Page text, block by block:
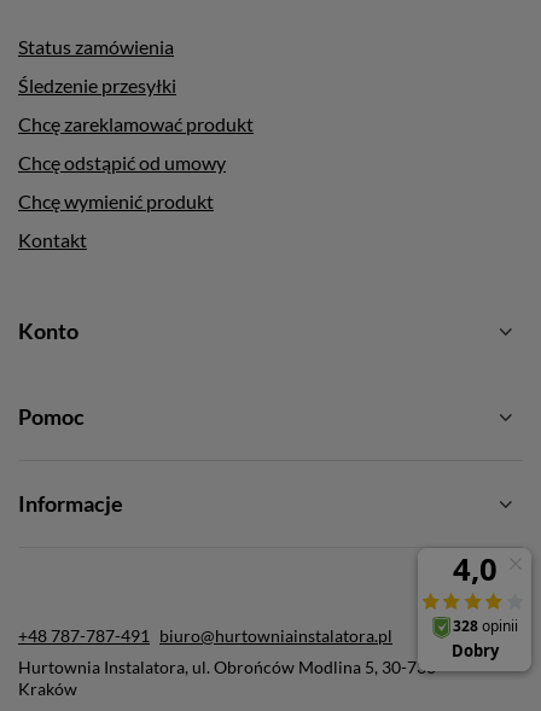
Status zamówienia
Śledzenie przesyłki
Chcę zareklamować produkt
Chcę odstąpić od umowy
Chcę wymienić produkt
Kontakt
Konto
Pomoc
Informacje
+48 787-787-491
biuro@hurtowniainstalatora.pl
Hurtownia Instalatora, ul. Obrońców Modlina 5, 30-733
Kraków